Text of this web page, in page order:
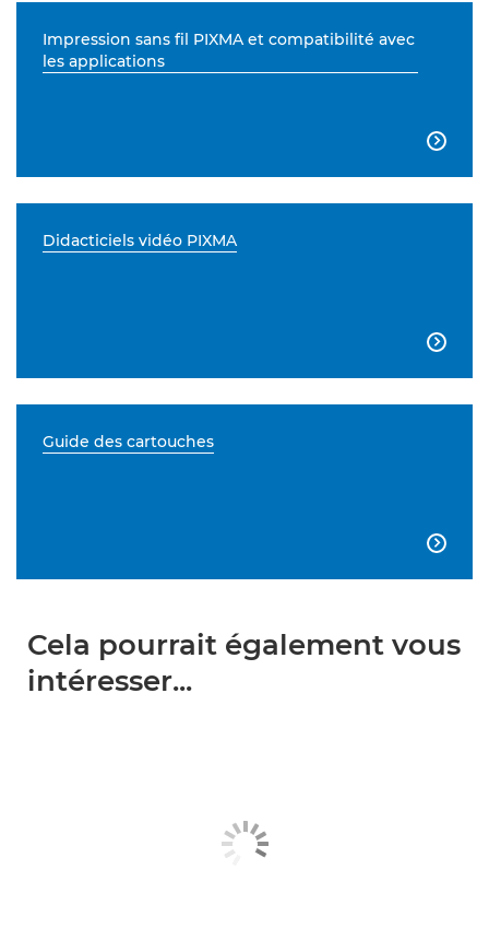
Impression sans fil PIXMA et compatibilité avec
les applications

Didacticiels vidéo PIXMA

Guide des cartouches

Cela pourrait également vous
intéresser...